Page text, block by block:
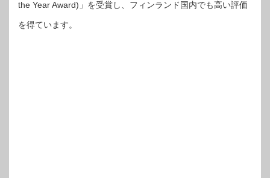
the Year Award)」を受賞し、フィンランド国内でも高い評価
を得ています。